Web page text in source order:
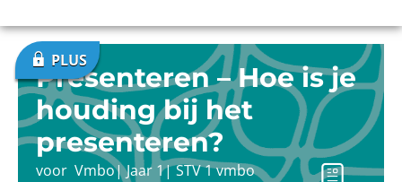
Presenteren – Hoe is je
houding bij het
presenteren?
voor Vmbo|Jaar 1|STV 1 vmbo